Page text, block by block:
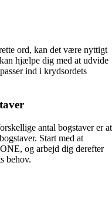
ord, kan det være nyttigt
hjælpe dig med at udvide
ind i krydsordets
antal bogstaver er at
Start med at
og arbejd dig derefter
behov.